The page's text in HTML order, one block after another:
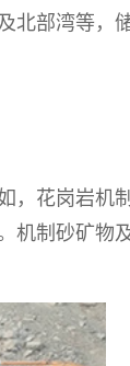
部湾等，储
，花岗岩机
机制砂矿物